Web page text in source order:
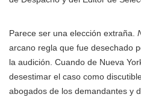
Parece ser una elección extraña.
arcano regla que fue desechado
la audición. Cuando de Nueva
desestimar el caso como
abogados de los demandantes y